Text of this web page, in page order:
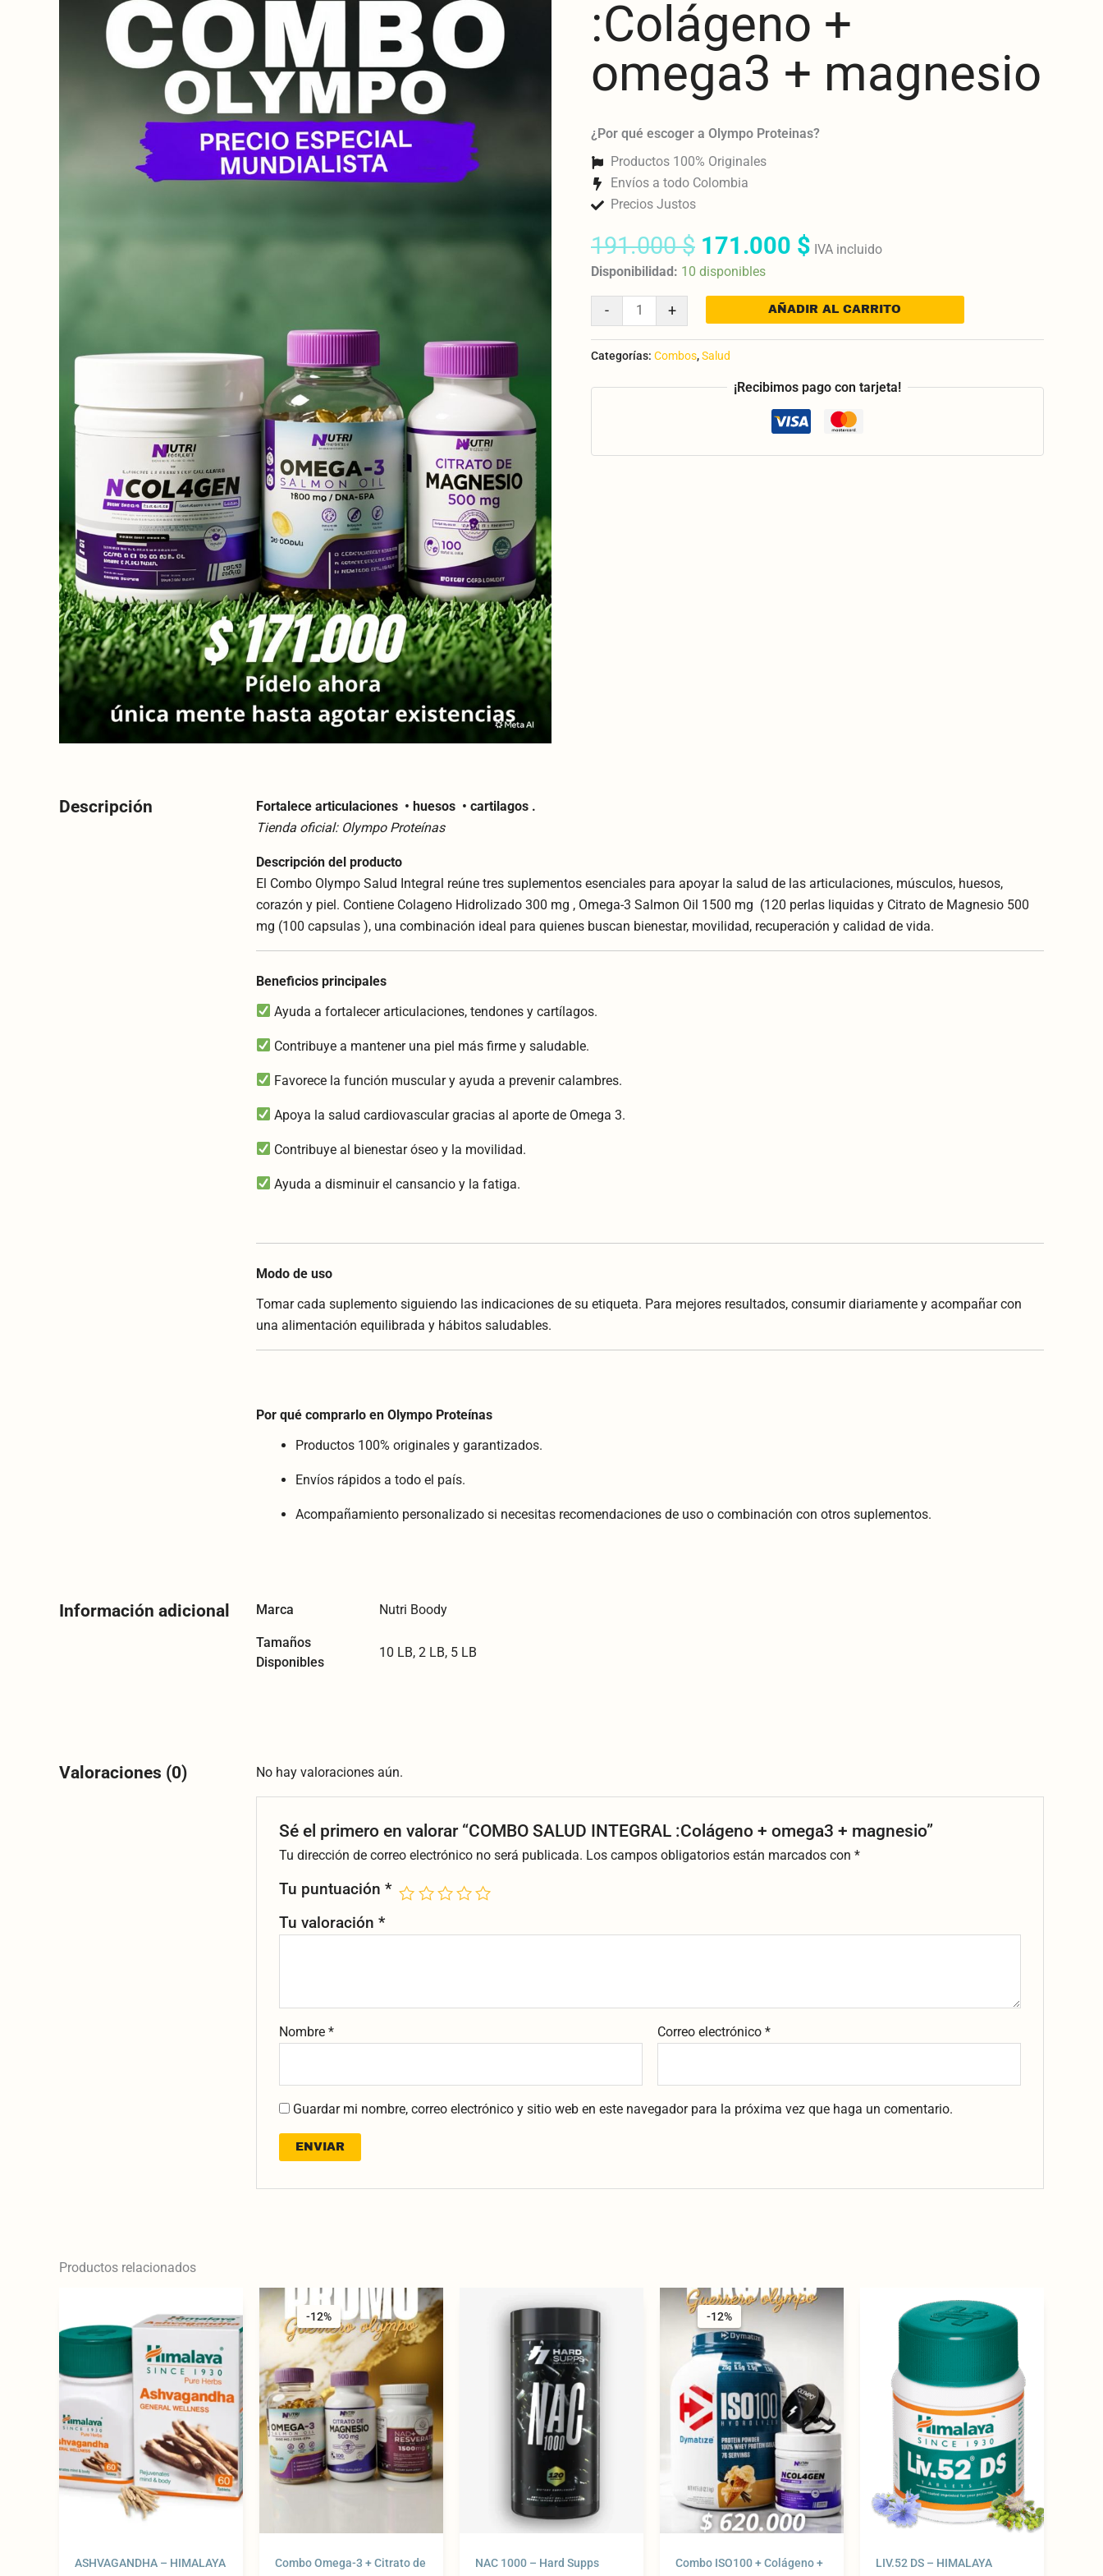
:Colágeno +
omega3 + magnesio
¿Por qué escoger a Olympo Proteinas?
Productos 100% Originales
Envíos a todo Colombia
Precios Justos
191.000$ 171.000 $ IVA incluido
Disponibilidad: 10 disponibles
-
magnesio
cantidad
+ AÑADIR AL CARRITO
Categorías: Combos,Salud
¡Recibimos pago con tarjeta!
Descripción
Fortalece articulaciones • huesos • cartilagos .
Tienda oficial: Olympo Proteínas
Descripción del producto
El Combo Olympo Salud Integral reúne tres suplementos esenciales para apoyar la salud de las articulaciones, músculos, huesos,
corazón y piel. Contiene Colageno Hidrolizado 300 mg , Omega-3 Salmon Oil 1500 mg (120 perlas liquidas y Citrato de Magnesio 500
mg (100 capsulas ), una combinación ideal para quienes buscan bienestar, movilidad, recuperación y calidad de vida.
Beneficios principales
Ayuda a fortalecer articulaciones, tendones y cartílagos.
Contribuye a mantener una piel más firme y saludable.
Favorece la función muscular y ayuda a prevenir calambres.
Apoya la salud cardiovascular gracias al aporte de Omega 3.
Contribuye al bienestar óseo y la movilidad.
Ayuda a disminuir el cansancio y la fatiga.
Modo de uso
Tomar cada suplemento siguiendo las indicaciones de su etiqueta. Para mejores resultados, consumir diariamente y acompañar con
una alimentación equilibrada y hábitos saludables.
Por qué comprarlo en Olympo Proteínas
Productos 100% originales y garantizados.
Envíos rápidos a todo el país.
Acompañamiento personalizado si necesitas recomendaciones de uso o combinación con otros suplementos.
Información adicional Marca Nutri Boody
Tamaños
Disponibles
10 LB, 2 LB, 5 LB
Valoraciones (0) No hay valoraciones aún.
Sé el primero en valorar “COMBO SALUD INTEGRAL :Colágeno + omega3 + magnesio”
Tu dirección de correo electrónico no será publicada. Los campos obligatorios están marcados con *
Tu puntuación *
Tu valoración *
Nombre * Correo electrónico*
Guardar mi nombre, correo electrónico y sitio web en este navegador para la próxima vez que haga un comentario.
Productos relacionados
ASHVAGANDHA – HIMALAYA
-12%
-12%
Combo Omega-3 + Citrato de
Original
price
was:
232.900 $.
Current
price
is:
204.900 $.
NAC 1000 – Hard Supps
-12%
-12%
Combo ISO100 + Colágeno +
Original
price
299.900 $.
Current
LIV.52 DS – HIMALAYA